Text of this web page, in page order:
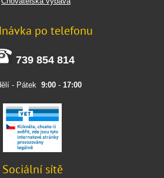
po telefonu
739 854 814
- Pátek 9:00- 17:00
Sociální sítě